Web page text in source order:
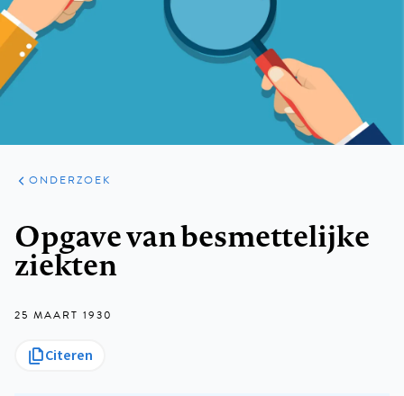
ARTIKELEN
ONDERZOEK
ONDERZOEK
Opgave van besmettelijke
ziekten
25 MAART 1930
Citeren